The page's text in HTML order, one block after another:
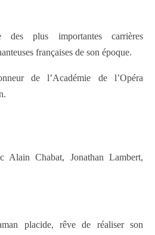
des plus importantes carrières
françaises de son époque.
de l’Académie de l’Opéra
Alain Chabat, Jonathan Lambert,
placide, rêve de réaliser son